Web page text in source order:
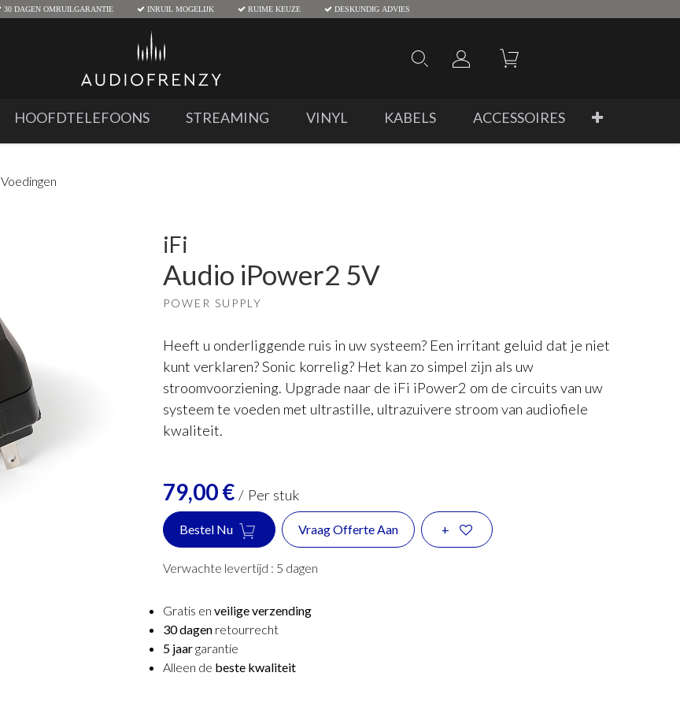
30 DAGEN OMRUILGARANTIE INRUIL MOGELIJK RUIME KEUZE DESKUNDIG ADVIES
HOOFDTELEFOONS STREAMING VINYL KABELS ACCESSOIRES
Voedingen
iFi
Audio iPower2 5V
POWER SUPPLY
Heeft u onderliggende ruis in uw systeem? Een irritant geluid dat je niet
kunt verklaren? Sonic korrelig? Het kan zo simpel zijn als uw
stroomvoorziening. Upgrade naar de iFi iPower2 om de circuits van uw
systeem te voeden met ultrastille, ultrazuivere stroom van audiofiele
kwaliteit.
79,00€ / Per stuk
Bestel Nu Vraag Offerte Aan +
Verwachte levertijd : 5 dagen
Gratis en veilige verzending
30 dagen retourrecht
5 jaargarantie
Alleen de beste kwaliteit